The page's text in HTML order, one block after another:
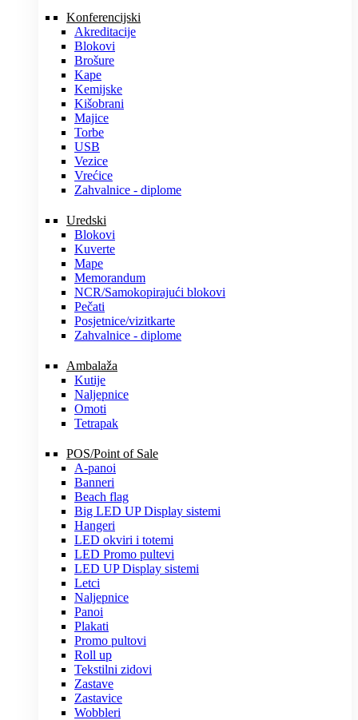
Konferencijski
Akreditacije
Blokovi
Brošure
Kape
Kemijske
Kišobrani
Majice
Torbe
USB
Vezice
Vrećice
Zahvalnice - diplome
Uredski
Blokovi
Kuverte
Mape
Memorandum
NCR/Samokopirajući blokovi
Pečati
Posjetnice/vizitkarte
Zahvalnice - diplome
Ambalaža
Kutije
Naljepnice
Omoti
Tetrapak
POS/Point of Sale
A-panoi
Banneri
Beach flag
Big LED UP Display sistemi
Hangeri
LED okviri i totemi
LED Promo pultevi
LED UP Display sistemi
Letci
Naljepnice
Panoi
Plakati
Promo pultovi
Roll up
Tekstilni zidovi
Zastave
Zastavice
Wobbleri